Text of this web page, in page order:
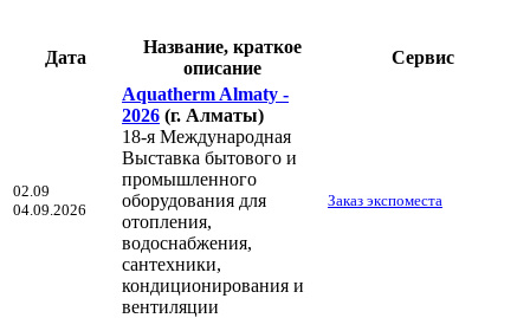
Дата
Название, краткое
описание
Сервис
02.09
04.09.2026
Aquatherm Almaty -
2026 (г. Алматы)
18-я Международная
Выставка бытового и
промышленного
оборудования для
отопления,
водоснабжения,
сантехники,
кондиционирования и
вентиляции
Заказ экспоместа